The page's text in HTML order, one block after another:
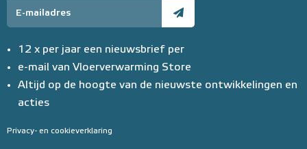
12 x per jaar een nieuwsbrief per
e-mail van Vloerverwarming Store
Altijd op de hoogte van de nieuwste ontwikkelingen en
acties
Privacy- en cookieverklaring